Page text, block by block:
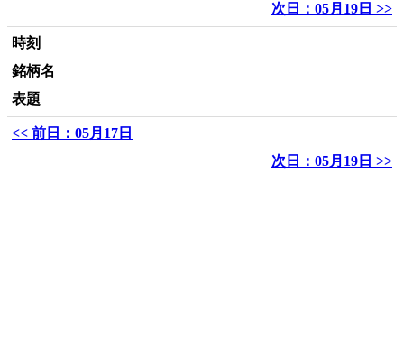
次日：05月19日 >>
時刻
銘柄名
表題
<< 前日：05月17日
次日：05月19日 >>